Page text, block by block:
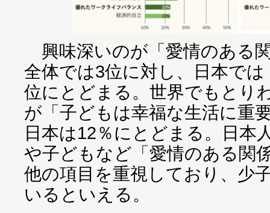
興味深いのが「愛情のある
全体では3位に対し、日本で
位にとどまる。世界でもとり
が「子どもは幸福な生活に重
日本は12％にとどまる。日本
や子どもなど「愛情のある関
他の項目を重視しており、少
いるといえる。